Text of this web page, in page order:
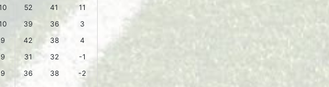
52 41
11
39 36
3
9 42 38
4
9 31 32
-1
9 36 38
-2